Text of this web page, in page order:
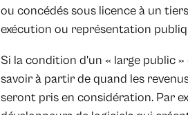
ou concédés sous licence à un
exécution ou représentation
Si la condition d'un « large public
savoir à partir de quand les
seront pris en considération. Par